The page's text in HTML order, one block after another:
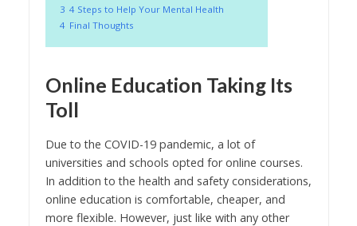
3 4 Steps to Help Your Mental Health
4 Final Thoughts
Online Education Taking Its
Toll
Due to the COVID-19 pandemic, a lot of
universities and schools opted for online courses.
In addition to the health and safety considerations,
online education is comfortable, cheaper, and
more flexible. However, just like with any other